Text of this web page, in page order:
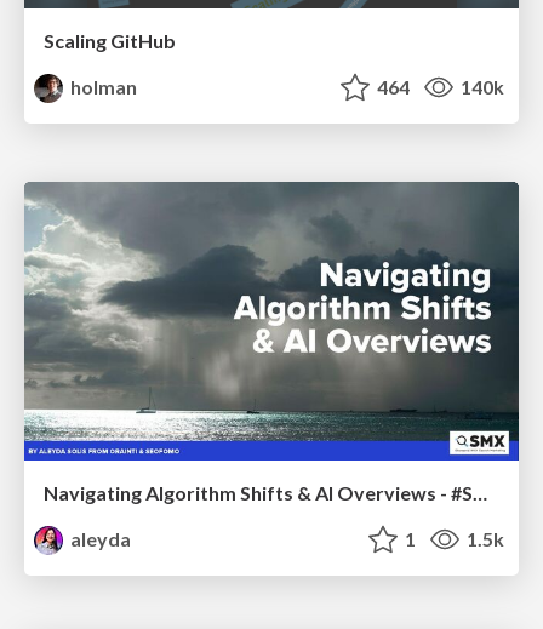
Scaling GitHub
holman
464 140k
Navigating Algorithm Shifts & AI Overviews - #SMXNext
aleyda
1 1.5k